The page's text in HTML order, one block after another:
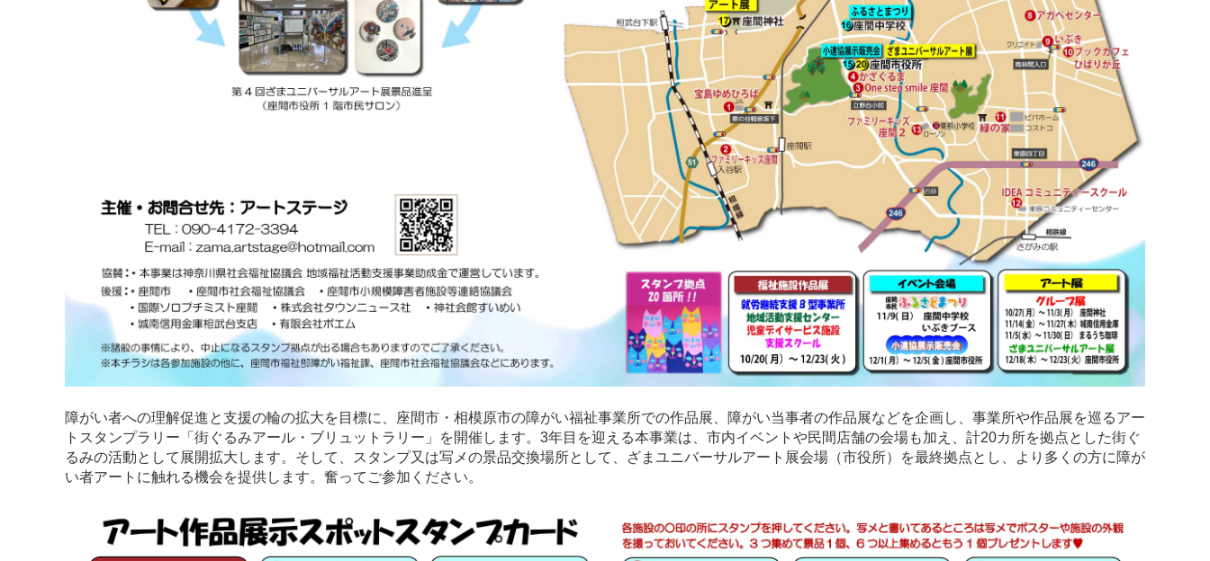
障がい者への理解促進と支援の輪の拡大を目標に、座間市・相模原市の障がい福祉事業所での作品展、障がい当事者の作品展などを企画し、事業所や作品展を巡るアー
トスタンプラリー「街ぐるみアール・ブリュットラリー」を開催します。3年目を迎える本事業は、市内イベントや民間店舗の会場も加え、計20カ所を拠点とした街ぐ
るみの活動として展開拡大します。そして、スタンプ又は写メの景品交換場所として、ざまユニバーサルアート展会場（市役所）を最終拠点とし、より多くの方に障が
い者アートに触れる機会を提供します。奮ってご参加ください。